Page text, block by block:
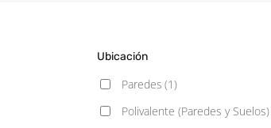
Ubicación
Paredes (1)
Polivalente (Paredes y Suelos)